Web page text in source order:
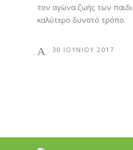
τον αγώνα ζωής των
καλύτερο δυνατό τρόπο.
30 ΙΟΥΝΊΟΥ 2017